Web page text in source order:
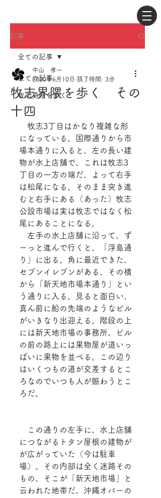
記事
全ての記事
牧志界隈を歩く
全ての記事
牧志界隈を歩く その
十四
中山 孝一
2020年6月10日 読了時間: 3分
牧志3丁目はかなり複雑な形
になっている。国際通りから市
場本通りに入ると、左の長い建
物が水上店舗で、これは牧志3
丁目の一方の端だ、よって右手
は松尾になる。そのまま突き進
むと右手にある（あった）牧志
公設市場は実は牧志ではなく松
尾にあることになる。
左手の水上店舗に沿って、ず
ーっと進んで行くと、「浮島通
り」に出る。角に最近できた、
セブンイレブンがある、その横
から「新天地市場本通り」とい
う通りに入る。見ると面白い、
真ん前に船の先端のようなビル
がいきなり出迎える。階段の上
には新天地市場の事務所、ビル
の前の路上には果物屋が道いっ
ぱいに果物を並べる。この辺り
はいくつもの道が交差するとこ
ろなのでいつも人が賑わうとこ
ろだ。
この通りの左手に、水上店舗
につながるトタン屋根の建物が
が広がっていた（今は駐車
場）。その内部は全く迷路その
もの、そこが「新天地市場」と
云われた地帯だ、沖縄オバーの